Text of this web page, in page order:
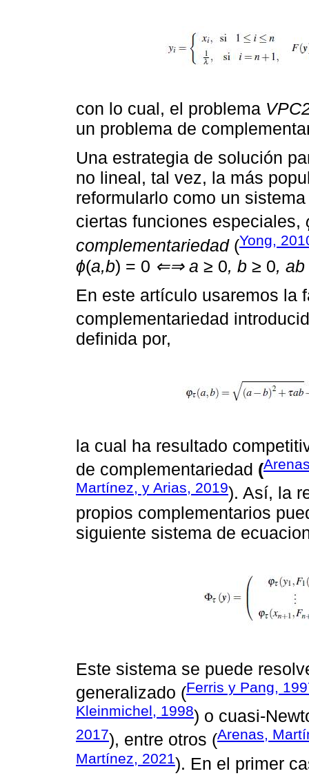
con lo cual, el problema
un problema de
Una estrategia de solución
no lineal, tal vez, la más
reformularlo como un
ciertas funciones especiales,
complementariedad(Yong,
ϕ(a,b) = 0 ⇐⇒ a ≥ 0, b ≥ 0, ab
En este artículo usaremos la
complementariedad
definida por,
la cual ha resultado
de complementariedad (
Martínez, y Arias, 2019). Así, la
propios complementarios
siguiente sistema de
Este sistema se puede
generalizado (Ferris y Pang,
Kleinmichel, 1998) o cuasi-
2017), entre otros (Arenas,
Martínez, 2021). En el primer